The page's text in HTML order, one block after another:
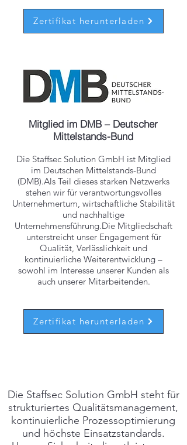
Zertifikat herunterladen
Mitglied im DMB – Deutscher
Mittelstands-Bund
Die Staffsec Solution GmbH ist Mitglied
im Deutschen Mittelstands-Bund
(DMB).Als Teil dieses starken Netzwerks
stehen wir für verantwortungsvolles
Unternehmertum, wirtschaftliche Stabilität
und nachhaltige
Unternehmensführung.Die Mitgliedschaft
unterstreicht unser Engagement für
Qualität, Verlässlichkeit und
kontinuierliche Weiterentwicklung –
sowohl im Interesse unserer Kunden als
auch unserer Mitarbeitenden.
Zertifikat herunterladen
Die Staffsec Solution GmbH steht für
strukturiertes Qualitätsmanagement,
kontinuierliche Prozessoptimierung
und höchste Einsatzstandards.